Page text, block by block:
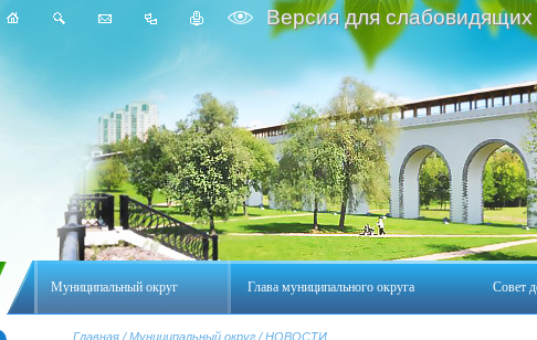
Муниципальный округ Глава муниципального округа Совет
Версия для слабовидящих
Главная /Муниципальный округ /НОВОСТИ